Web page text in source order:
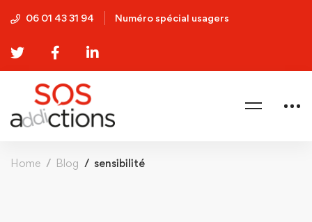
06 01 43 31 94 Numéro spécial usagers
Home Blog sensibilité